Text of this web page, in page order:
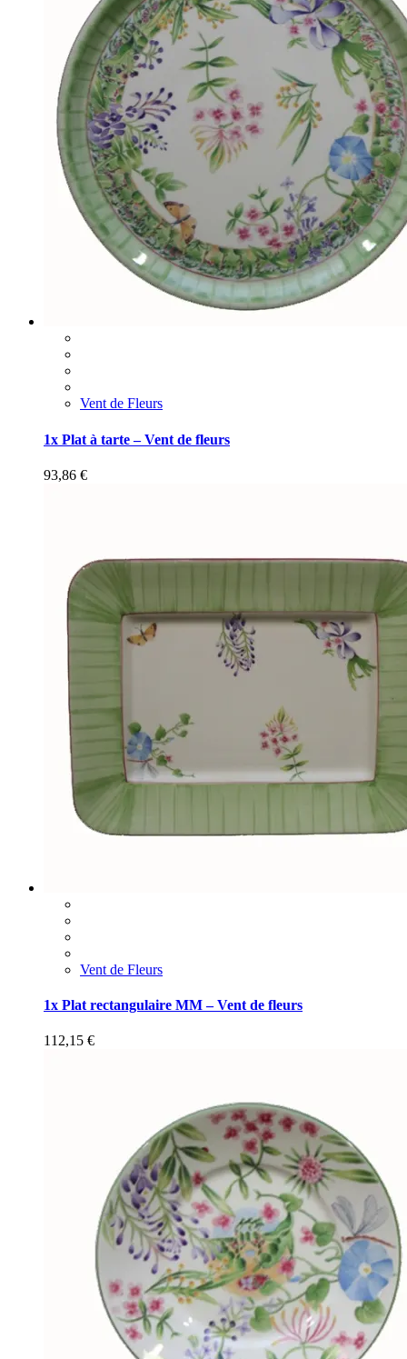
Vent de Fleurs
1x Plat à tarte – Vent de fleurs
93,86 €
Vent de Fleurs
1x Plat rectangulaire MM – Vent de fleurs
112,15 €